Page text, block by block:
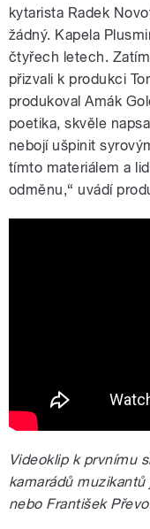
kytarista Radek
žádný. Kapela
čtyřech letech.
přizvali k produkci
produkoval Amák
poetika, skvěle
nebojí ušpinit
tímto materiálem a
odměnu,“ uvádí
Videoklip k prvnímu
kamarádů
nebo František